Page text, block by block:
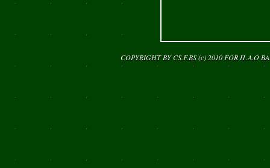
COPYRIGHT BY CS.F.BS (c) 2010 FOR Π.Α.Ο